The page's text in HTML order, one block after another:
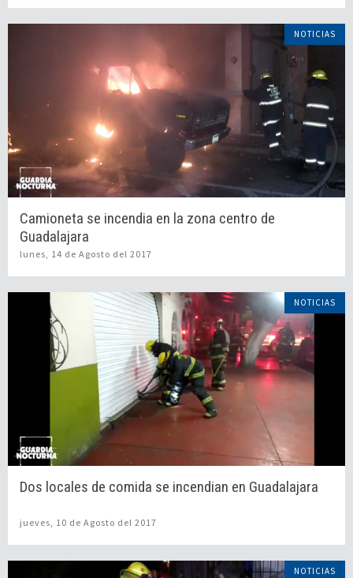
NOTICIAS
Camioneta se incendia en la zona centro de
Guadalajara
lunes, 14 de Agosto del 2017
NOTICIAS
Dos locales de comida se incendian en Guadalajara
jueves, 10 de Agosto del 2017
NOTICIAS